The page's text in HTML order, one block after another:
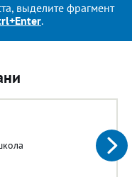
выделите фрагмент
.